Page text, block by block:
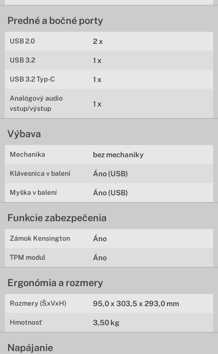
Predné a bočné porty
USB 2.0 2 x
USB 3.2 1 x
USB 3.2 Typ-C 1 x
Analógový audio
vstup/výstup
1 x
Výbava
Mechanika bez mechaniky
Klávesnica v balení Áno (USB)
Myška v balení Áno (USB)
Funkcie zabezpečenia
Zámok Kensington Áno
TPM modul Áno
Ergonómia a rozmery
Rozmery (ŠxVxH) 95,0 x 303,5 x 293,0 mm
Hmotnosť 3,50 kg
Napájanie